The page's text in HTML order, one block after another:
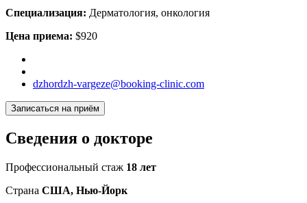
Специализация: Дерматология, онкология
Цена приема: $920
dzhordzh-vargeze@booking-clinic.com
Записаться на приём
Сведения о докторе
Профессиональный стаж 18 лет
Страна США, Нью-Йорк